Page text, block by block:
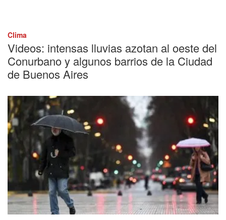
Clima
Videos: intensas lluvias azotan al oeste del
Conurbano y algunos barrios de la Ciudad
de Buenos Aires